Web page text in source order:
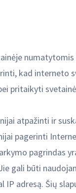
kad interneto
pritaikyti
atpažinti ir
pagerinti
pagrindas
gali būti
adresą. Šių